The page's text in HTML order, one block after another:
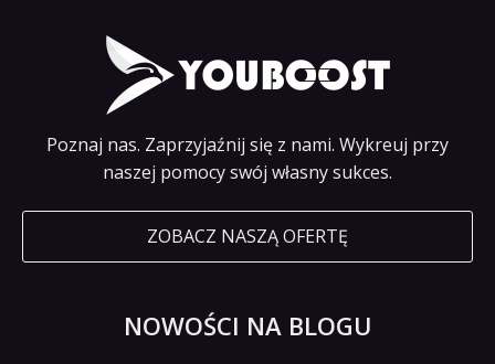
Poznaj nas. Zaprzyjaźnij się z nami. Wykreuj przy
naszej pomocy swój własny sukces.
ZOBACZ NASZĄ OFERTĘ
NOWOŚCI NA BLOGU